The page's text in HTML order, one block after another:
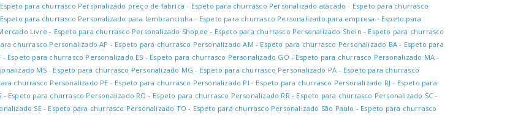
Espeto para churrasco Personalizado preço de fábrica - Espeto para churrasco Personalizado atacado - Espeto para churrasco
Espeto para churrasco Personalizado para lembrancinha - Espeto para churrasco Personalizado para empresa - Espeto para
Livre - Espeto para churrasco Personalizado Shopee - Espeto para churrasco Personalizado Shein - Espeto para churrasco
churrasco Personalizado AP - Espeto para churrasco Personalizado AM - Espeto para churrasco Personalizado BA - Espeto para
- Espeto para churrasco Personalizado ES - Espeto para churrasco Personalizado GO - Espeto para churrasco Personalizado MA -
MS- Espeto para churrasco Personalizado MG - Espeto para churrasco Personalizado PA - Espeto para churrasco
churrasco Personalizado PE - Espeto para churrasco Personalizado PI - Espeto para churrasco Personalizado RJ - Espeto para
- Espeto para churrasco Personalizado RO - Espeto para churrasco Personalizado RR- Espeto para churrasco Personalizado SC -
SE- Espeto para churrasco Personalizado TO - Espeto para churrasco Personalizado São Paulo - Espeto para churrasco